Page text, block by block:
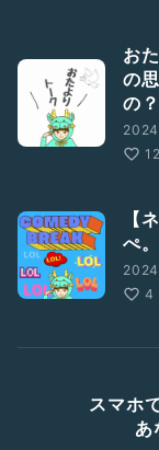
お
の
の？
【
ぺ
4
スマホ
あ